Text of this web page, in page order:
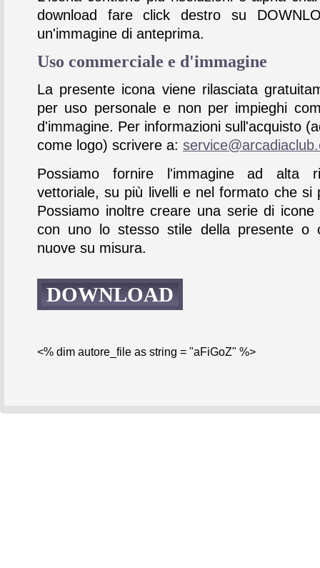
download fare click destro su
un'immagine di anteprima.
Uso commerciale e d'immagine
La presente icona viene rilasciata
per uso personale e non per impieghi
d'immagine. Per informazioni sull'acquisto
come logo) scrivere a:
Possiamo fornire l'immagine ad alta
vettoriale, su più livelli e nel formato che si
Possiamo inoltre creare una serie di icone
con uno lo stesso stile della presente o
nuove su misura.
DOWNLOAD
<% dim autore_file as string = "aFiGoZ" %>